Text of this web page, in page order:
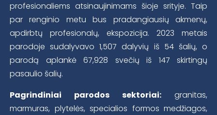
profesionaliems atsinaujinimams šioje srityje. Taip
par renginio metu bus pradangiausių akmenų,
apdirbtų profesionalų, ekspozicija. 2023 metais
parodoje sudalyvavo 1,507 dalyvių iš 54 šalių, o
parodą aplankė 67,928 svečių iš 147 skirtingų
pasaulio šalių.
Pagrindiniai parodos sektoriai: granitas,
marmuras, plytelės, specialios formos medžiagos,